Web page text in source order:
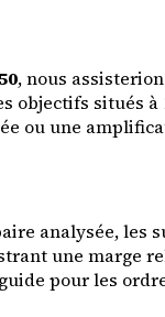
, nous
objectifs situés à
ou une
analysée, les
une
pour les